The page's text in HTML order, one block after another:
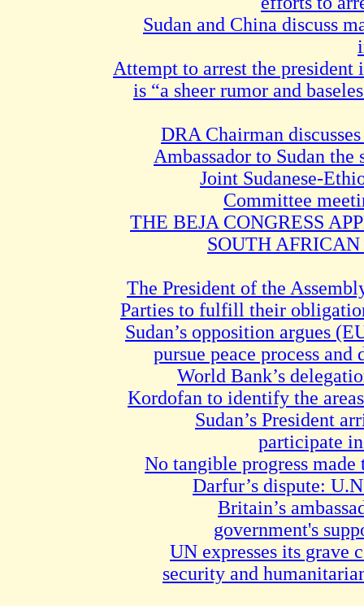
Sudan and China discuss
Attempt to arrest the president
is “a sheer rumor and
DRA Chairman
Ambassador to Sudan
Joint Sudanese-
Committee
THE BEJA CONGRESS
SOUTH
The President of the
Parties to fulfill their
Sudan’s opposition argues
pursue peace process
World Bank’s
Kordofan to identify the
Sudan’s President
participate
No tangible progress
Darfur’s dispute:
Britain’s
government's
UN expresses its grave
security and